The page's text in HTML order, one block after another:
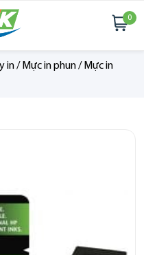
0
in/ Mực in phun/ Mực in